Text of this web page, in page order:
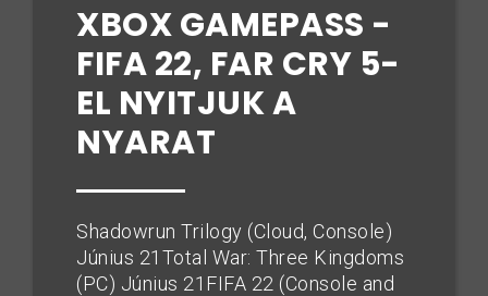
XBOX GAMEPASS -
FIFA 22, FAR CRY 5-
EL NYITJUK A
NYARAT
Shadowrun Trilogy (Cloud, Console)
Június 21Total War: Three Kingdoms
(PC) Június 21FIFA 22 (Console and